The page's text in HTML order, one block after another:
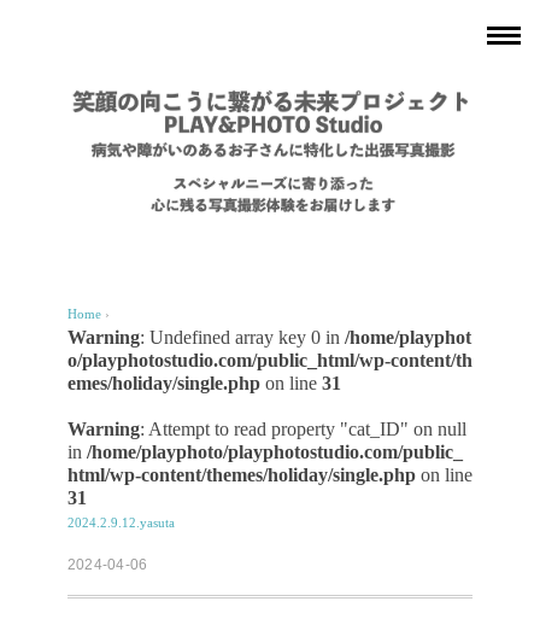
Home ›
Warning: Undefined array key 0 in /home/playphot
o/playphotostudio.com/public_html/wp-content/th
emes/holiday/single.php on line 31
Warning: Attempt to read property "cat_ID" on null
in /home/playphoto/playphotostudio.com/public_
html/wp-content/themes/holiday/single.php on line
31
2024.2.9.12.yasuta
2024-04-06